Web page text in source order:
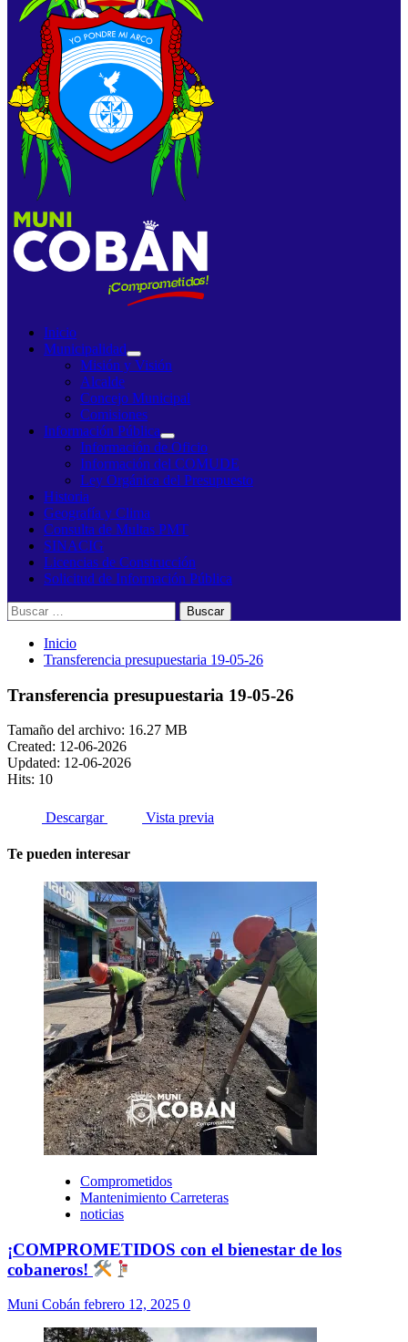
Inicio
Municipalidad
Misión y Visión
Alcalde
Concejo Municipal
Comisiones
Información Pública
Información de Oficio
Información del COMUDE
Ley Orgánica del Presupuesto
Historia
Geografía y Clima
Consulta de Multas PMT
SINACIG
Licencias de Construcción
Solicitud de Información Pública
Buscar:
Inicio
Transferencia presupuestaria 19-05-26
Transferencia presupuestaria 19-05-26
Tamaño del archivo: 16.27 MB
Created: 12-06-2026
Updated: 12-06-2026
Hits: 10
Descargar Vista previa
Te pueden interesar
Comprometidos
Mantenimiento Carreteras
noticias
¡COMPROMETIDOS con el bienestar de los
cobaneros!
Muni Cobán febrero 12, 2025 0